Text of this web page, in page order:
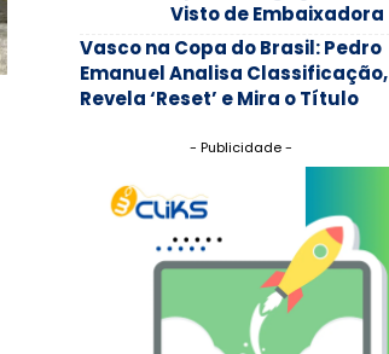
Visto de Embaixadora
Vasco na Copa do Brasil: Pedro
Emanuel Analisa Classificação,
Revela ‘Reset’ e Mira o Título
- Publicidade -